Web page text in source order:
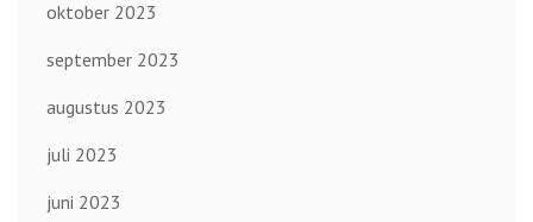
oktober 2023
september 2023
augustus 2023
juli 2023
juni 2023